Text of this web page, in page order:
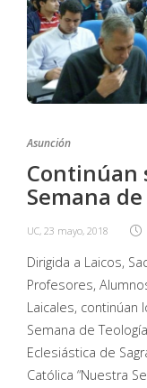
Asunción
Continúan
Semana
UC, 23 mayo, 2018
Dirigida a Laicos,
Profesores,
Laicales, continúan
Semana de
Eclesiástica de
Católica “Nuestra